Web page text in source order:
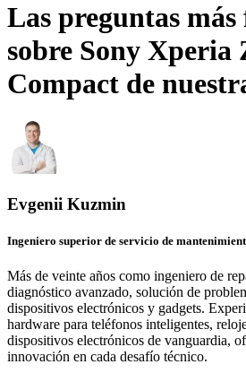
Las preguntas más
sobre Sony Xperia
Compact de
Evgenii Kuzmin
Ingeniero superior de servicio de
Más de veinte años como ingeniero de
diagnóstico avanzado, solución de
dispositivos electrónicos y gadgets.
hardware para teléfonos inteligentes,
dispositivos electrónicos de vanguardia,
innovación en cada desafío técnico.